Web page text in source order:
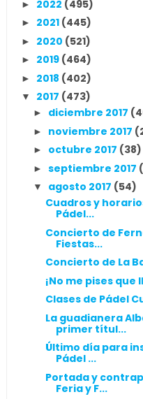
► 2022 (495)
► 2021 (445)
► 2020 (521)
► 2019 (464)
► 2018 (402)
▼ 2017 (473)
► diciembre 2017
► noviembre 2017
► octubre 2017 (38)
► septiembre 2017
▼ agosto 2017 (54)
Cuadros y
Pádel...
Concierto de
Fiestas...
Concierto de La
¡No me pises
Clases de Pádel
La guadianera
primer títul...
Último día para
Pádel ...
Portada y
Feria y F...